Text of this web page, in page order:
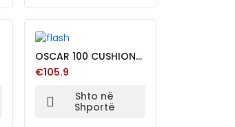
OSCAR 100 CUSHION
BROWN
€105.9
Shto në
Shportë